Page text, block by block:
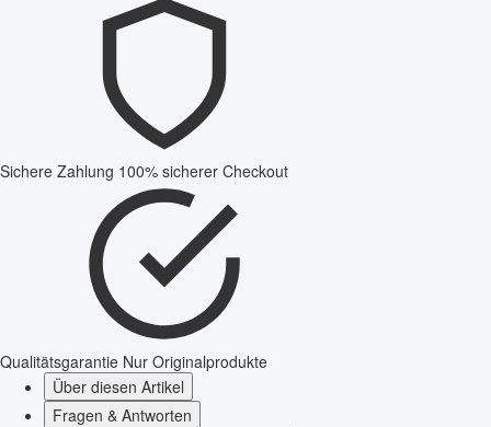
Sichere Zahlung 100% sicherer Checkout
Qualitätsgarantie Nur Originalprodukte
Über diesen Artikel
Fragen & Antworten